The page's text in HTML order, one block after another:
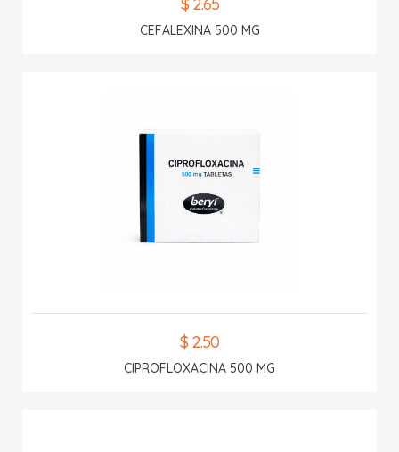
CEFALEXINA 500 MG
$ 2.50
CIPROFLOXACINA 500 MG